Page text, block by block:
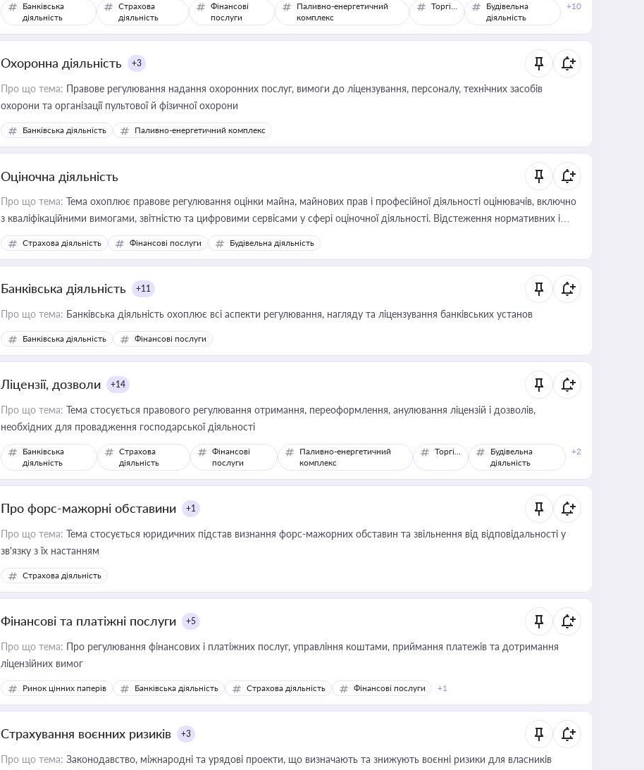
Банківська
діяльність
Страхова
діяльність
Фінансові
послуги
Паливно-енергетичний
комплекс
Торгівля
Будівельна
діяльність
+10
Охоронна діяльність +3
Про що тема: Правове регулювання надання охоронних послуг, вимоги до ліцензування, персоналу, технічних засобів
охорони та організації пультової й фізичної охорони
Банківська діяльність Паливно-енергетичний комплекс
Оціночна діяльність
Про що тема: Тема охоплює правове регулювання оцінки майна, майнових прав і професійної діяльності оцінювачів, включно
з кваліфікаційними вимогами, звітністю та цифровими сервісами у сфері оціночної діяльності. Відстеження нормативних і
медійних змін у цій сфері корисне для власника бізнесу, керівника, юриста або бухгалтера під час оподаткування,
приватизації, оренди державного майна, корпоративних угод і перевірки статусу суб'єктів оціночної діяльності
Страхова діяльність Фінансові послуги Будівельна діяльність
Банківська діяльність +11
Про що тема: Банківська діяльність охоплює всі аспекти регулювання, нагляду та ліцензування банківських установ
Банківська діяльність Фінансові послуги
Ліцензії, дозволи +14
Про що тема: Тема стосується правового регулювання отримання, переоформлення, анулювання ліцензій і дозволів,
необхідних для провадження господарської діяльності
Банківська
діяльність
Страхова
діяльність
Фінансові
послуги
Паливно-енергетичний
комплекс
Торгівля
Будівельна
діяльність
+2
Про форс-мажорні обставини +1
Про що тема: Тема стосується юридичних підстав визнання форс-мажорних обставин та звільнення від відповідальності у
зв'язку з їх настанням
Страхова діяльність
Фінансові та платіжні послуги +5
Про що тема: Про регулювання фінансових і платіжних послуг, управління коштами, приймання платежів та дотримання
ліцензійних вимог
Ринок цінних паперів Банківська діяльність Страхова діяльність Фінансові послуги +1
Страхування воєнних ризиків +3
Про що тема: Законодавство, міжнародні та урядові проекти, що визначають та знижують воєнні ризики для власників